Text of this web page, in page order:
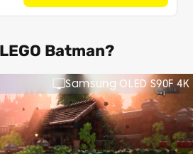
Batman?
Samsung OLED S90F 4K